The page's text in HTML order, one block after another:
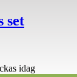
set
idag